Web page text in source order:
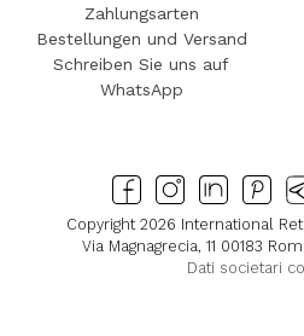
Zahlungsarten
Bestellungen und Versand
Schreiben Sie uns auf
WhatsApp
Copyright 2026 International
Via Magnagrecia, 11 00183
Dati societari